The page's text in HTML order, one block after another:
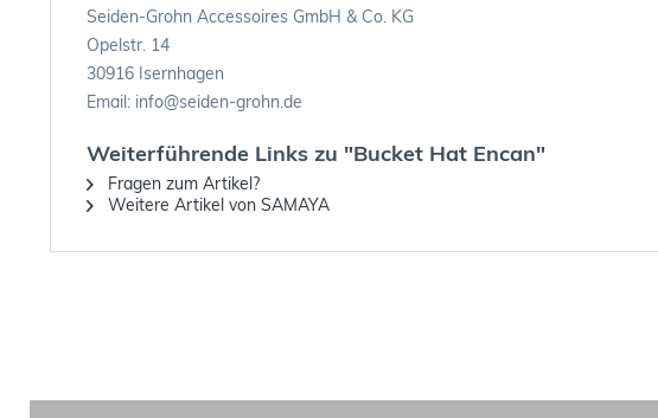
Seiden-Grohn Accessoires GmbH & Co. KG
Opelstr. 14
30916 Isernhagen
Email: info@seiden-grohn.de
Weiterführende Links zu "Bucket Hat Encan"
Fragen zum Artikel?
Weitere Artikel von SAMAYA